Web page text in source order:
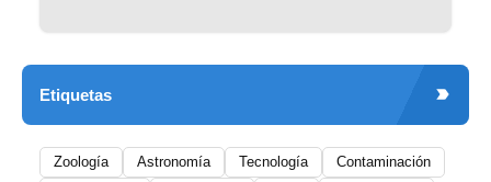
Etiquetas
Zoología Astronomía Tecnología
Contaminación